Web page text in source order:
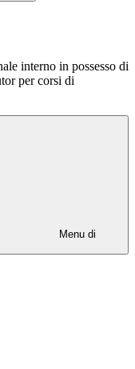
interno in possesso di
per corsi di
Menu di